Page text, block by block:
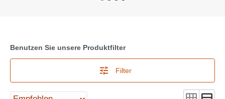
Benutzen Sie unsere Produktfilter
Filter